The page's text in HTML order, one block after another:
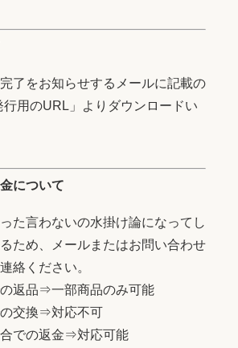
了をお知らせするメールに記載の
行用のURL」よりダウンロードい
について
た言わないの水掛け論になってし
ため、メールまたはお問い合わせ
絡ください。
の返品⇒一部商品のみ可能
の交換⇒対応不可
合での返金⇒対応可能